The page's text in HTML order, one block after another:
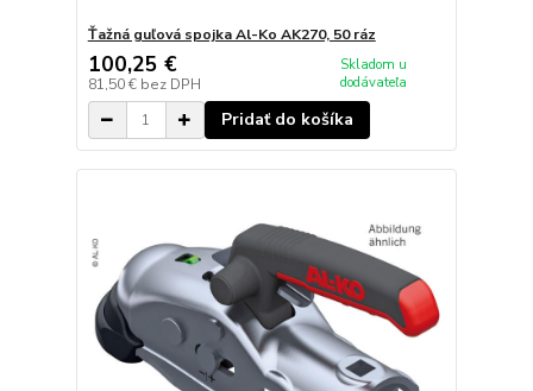
Ťažná guľová spojka Al-Ko AK270, 50 ráz
100,25 €
81,50 € bez DPH
Skladom u
dodávateľa
Pridať do košíka